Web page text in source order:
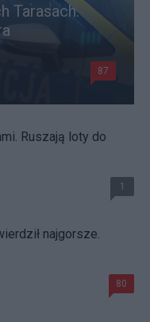
Tarasach.
87
Ruszają loty do
1
najgorsze.
80